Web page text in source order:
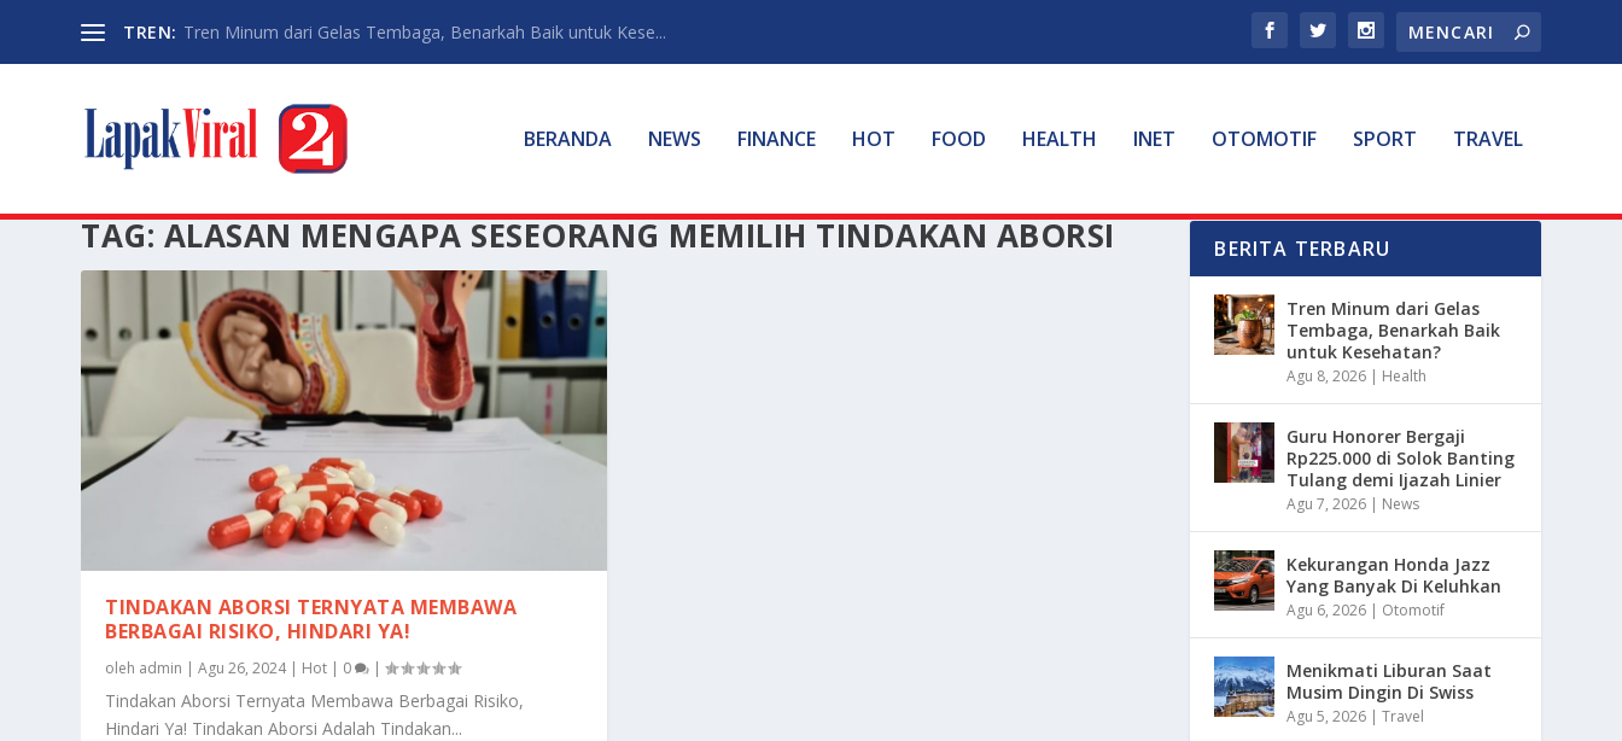
TREN: Tren Minum dari Gelas Tembaga, Benarkah Baik untuk Kese...
BERANDA NEWS FINANCE HOT FOOD HEALTH INET OTOMOTIF SPORT TRAVEL
TAG: ALASAN MENGAPA SESEORANG MEMILIH TINDAKAN ABORSI
TINDAKAN ABORSI TERNYATA MEMBAWA
BERBAGAI RISIKO, HINDARI YA!
oleh admin |Agu 26, 2024| Hot | 0 |
Tindakan Aborsi Ternyata Membawa Berbagai Risiko,
Hindari Ya! Tindakan Aborsi Adalah Tindakan...
BERITA TERBARU
Tren Minum dari Gelas
Tembaga, Benarkah Baik
untuk Kesehatan?
Agu 8, 2026 | Health
Guru Honorer Bergaji
Rp225.000 di Solok Banting
Tulang demi Ijazah Linier
Agu 7, 2026 | News
Kekurangan Honda Jazz
Yang Banyak Di Keluhkan
Agu 6, 2026 | Otomotif
Menikmati Liburan Saat
Musim Dingin Di Swiss
Agu 5, 2026 |Travel